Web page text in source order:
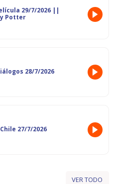
29/7/2026 ||
Potter
28/7/2026
27/7/2026
VER TODO